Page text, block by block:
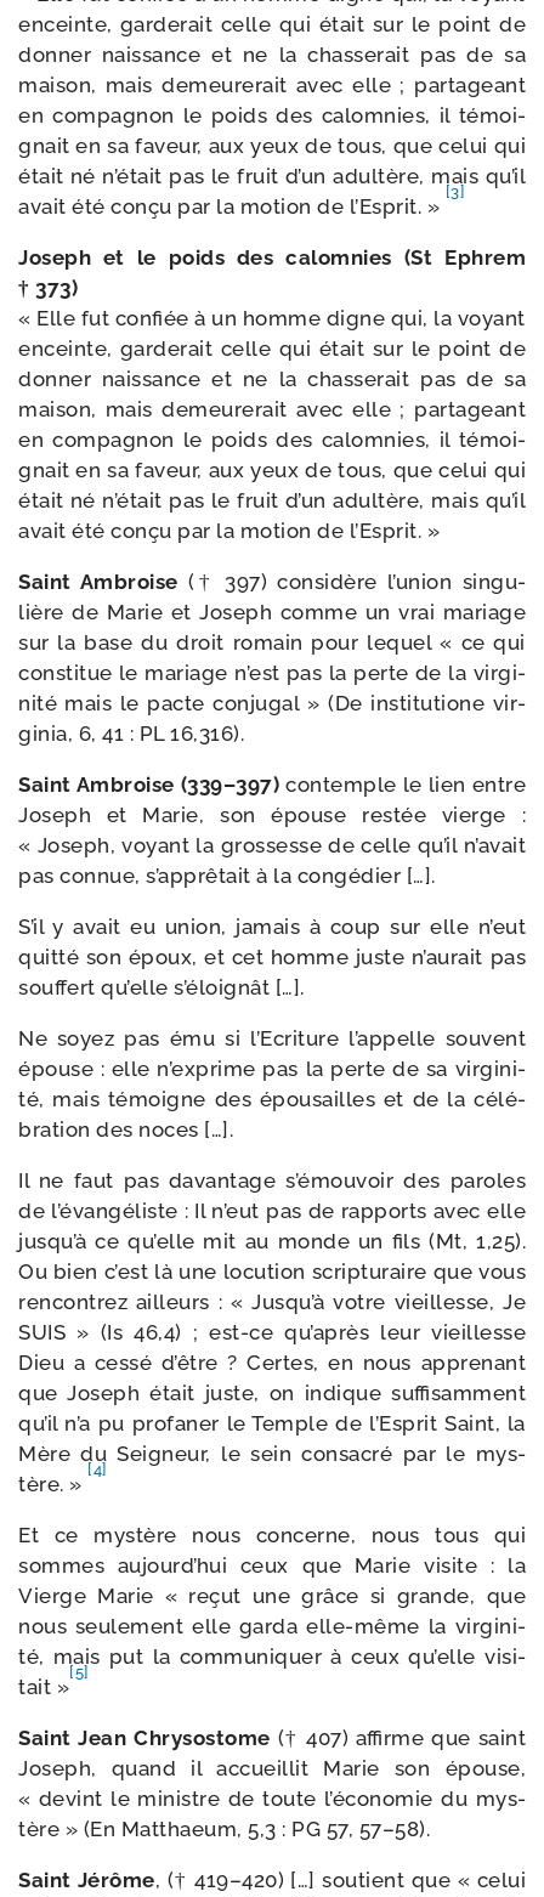
enceinte, gar­de­rait celle qui était sur le point de
don­ner nais­sance et ne la chas­se­rait pas de sa
mai­son, mais demeu­re­rait avec elle ; par­ta­geant
en com­pa­gnon le poids des calom­nies, il témoi­
gnait en sa faveur, aux yeux de tous, que celui qui
était né n’é­tait pas le fruit d’un adul­tère, mais qu’il
avait été conçu par la motion de l’Esprit. »
[3]
Joseph et le poids des calom­nies (St Ephrem
† 373)
« Elle fut confiée à un homme digne qui, la voyant
enceinte, gar­de­rait celle qui était sur le point de
don­ner nais­sance et ne la chas­se­rait pas de sa
mai­son, mais demeu­re­rait avec elle ; par­ta­geant
en com­pa­gnon le poids des calom­nies, il témoi­
gnait en sa faveur, aux yeux de tous, que celui qui
était né n’é­tait pas le fruit d’un adul­tère, mais qu’il
avait été conçu par la motion de l’Esprit. »
Saint Ambroise († 397) consi­dère l’u­nion sin­gu­
lière de Marie et Joseph comme un vrai mariage
sur la base du droit romain pour lequel « ce qui
consti­tue le mariage n’est pas la perte de la vir­gi­
ni­té mais le pacte conju­gal » (De ins­ti­tu­tione vir­
gi­nia, 6, 41 : PL 16,316).
Saint Ambroise (339–397) contemple le lien entre
Joseph et Marie, son épouse res­tée vierge :
« Joseph, voyant la gros­sesse de celle qu’il n’a­vait
pas connue, s’ap­prê­tait à la congédier […].
S’il y avait eu union, jamais à coup sur elle n’eut
quit­té son époux, et cet homme juste n’au­rait pas
souf­fert qu’elle s’éloignât […].
Ne soyez pas ému si l’Ecriture l’ap­pelle sou­vent
épouse : elle n’ex­prime pas la perte de sa vir­gi­ni­
té, mais témoigne des épou­sailles et de la célé­
bra­tion des noces […].
Il ne faut pas davan­tage s’é­mou­voir des paroles
de l’é­van­gé­liste : Il n’eut pas de rap­ports avec elle
jus­qu’à ce qu’elle mit au monde un fils (Mt, 1,25).
Ou bien c’est là une locu­tion scrip­tu­raire que vous
ren­con­trez ailleurs : « Jusqu’à votre vieillesse, Je
SUIS » (Is 46,4) ; est-​ce qu’a­près leur vieillesse
Dieu a ces­sé d’être ? Certes, en nous appre­nant
que Joseph était juste, on indique suf­fi­sam­ment
qu’il n’a pu pro­fa­ner le Temple de l’Esprit Saint, la
Mère du Seigneur, le sein consa­cré par le mys­
tère. »
[4]
Et ce mys­tère nous concerne, nous tous qui
sommes aujourd’­hui ceux que Marie visite : la
Vierge Marie « reçut une grâce si grande, que
nous seule­ment elle gar­da elle-​même la vir­gi­ni­
té, mais put la com­mu­ni­quer à ceux qu’elle visi­
tait »
[5]
Saint Jean Chrysostome († 407) affirme que saint
Joseph, quand il accueillit Marie son épouse,
« devint le ministre de toute l’é­co­no­mie du mys­
tère » (En Matthaeum, 5,3 : PG 57, 57–58).
Saint Jérôme, († 419–420) […] sou­tient que « celui